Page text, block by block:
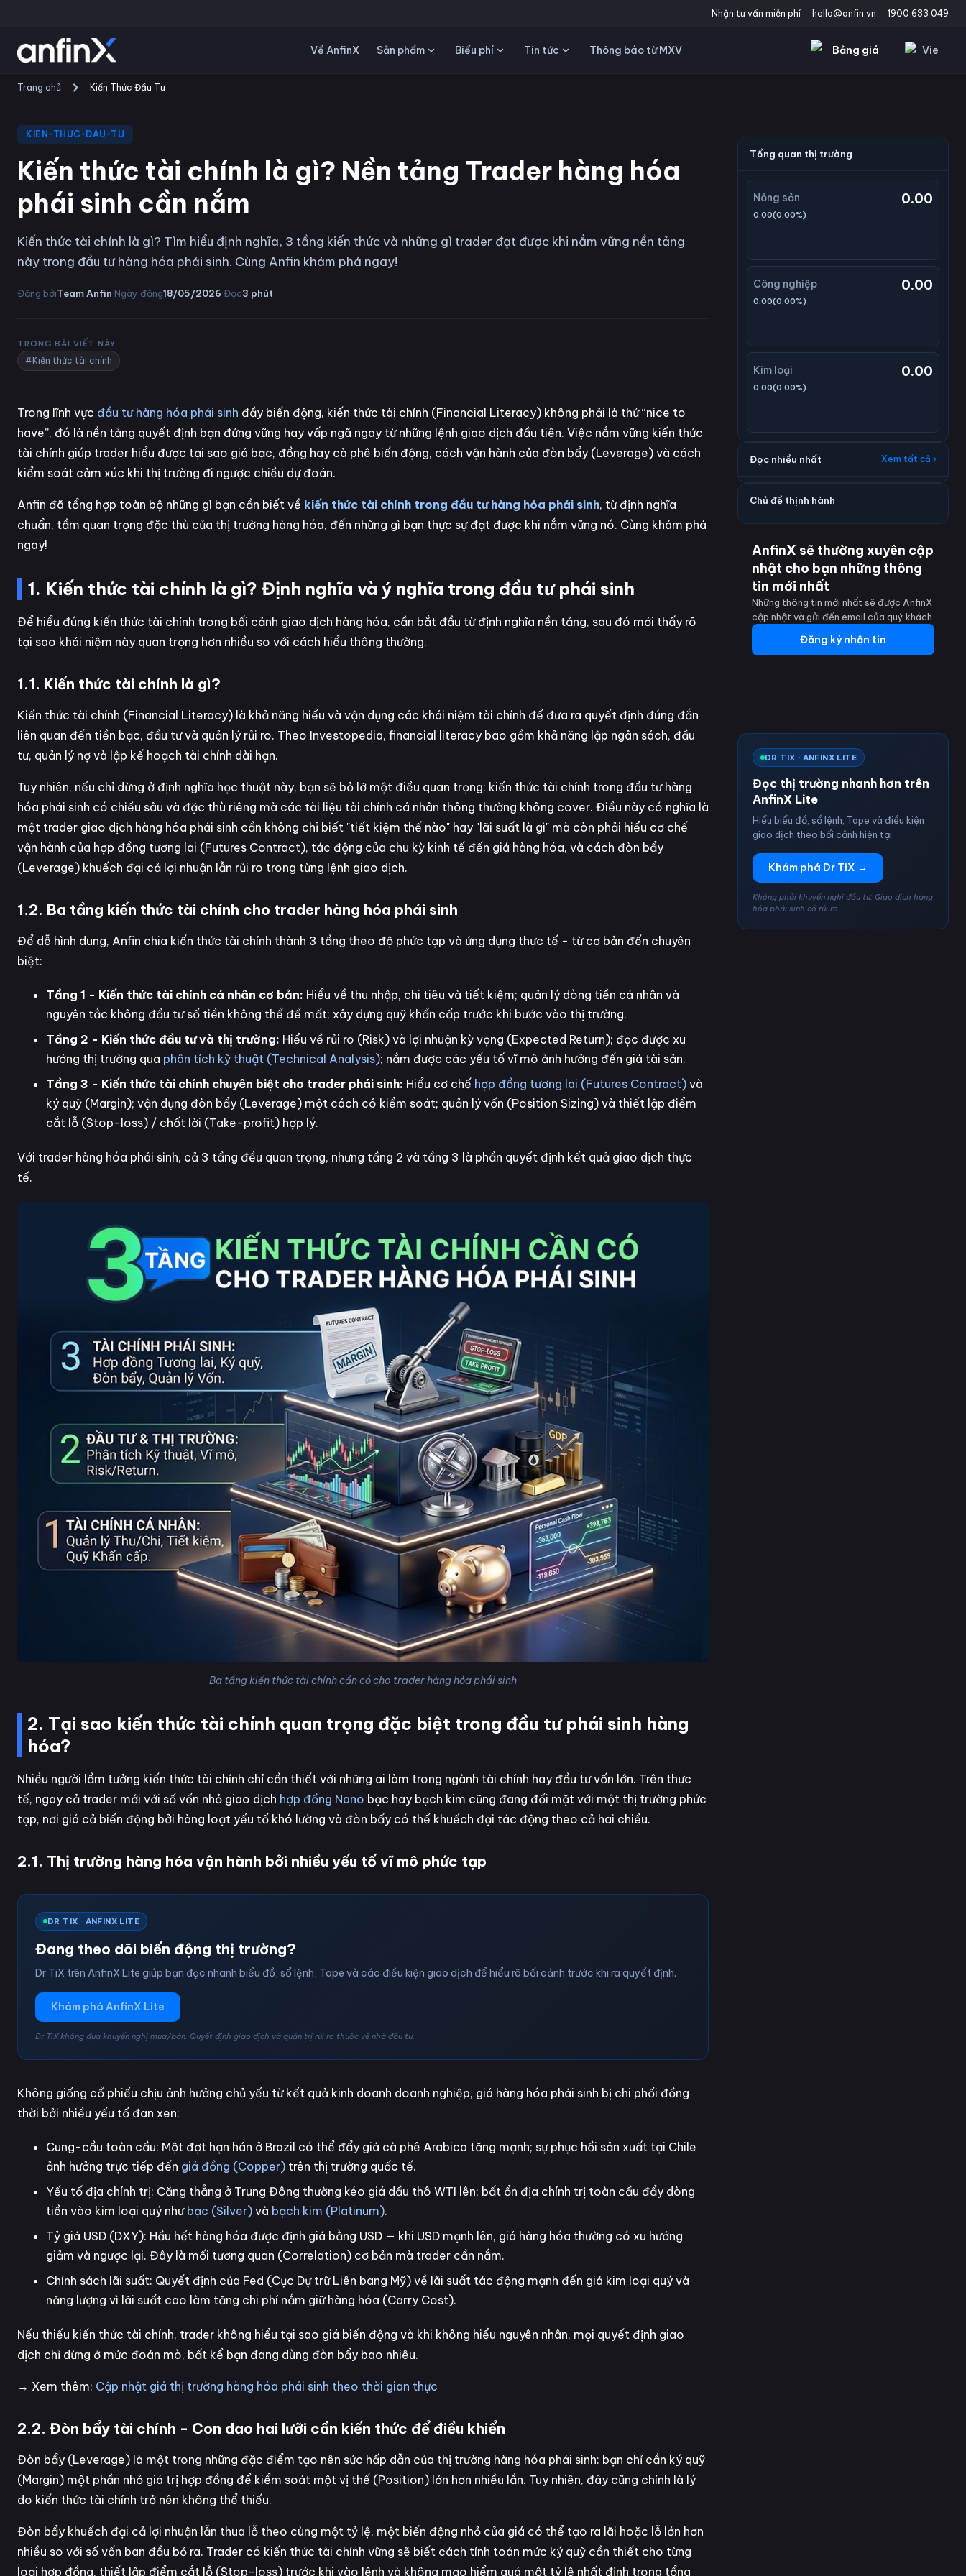
Nhận tư vấn miễn phí hello@anfin.vn 1900 633 049
Về AnfinX Sản phẩm Biểu phí Tin tức Thông báo từ MXV Bảng giá Vie
Trang chủ Kiến Thức Đầu Tư
KIEN-THUC-DAU-TU
Kiến thức tài chính là gì? Nền tảng Trader hàng hóa
phái sinh cần nắm
Kiến thức tài chính là gì? Tìm hiểu định nghĩa, 3 tầng kiến thức và những gì trader đạt được khi nắm vững nền tảng
này trong đầu tư hàng hóa phái sinh. Cùng Anfin khám phá ngay!
Đăng bởiTeam Anfin·Ngày đăng18/05/2026·Đọc3 phút
TRONG BÀI VIẾT NÀY
#Kiến thức tài chính
Trong lĩnh vực đầu tư hàng hóa phái sinh đầy biến động, kiến thức tài chính (Financial Literacy) không phải là thứ “nice to
have”, đó là nền tảng quyết định bạn đứng vững hay vấp ngã ngay từ những lệnh giao dịch đầu tiên. Việc nắm vững kiến thức
tài chính giúp trader hiểu được tại sao giá bạc, đồng hay cà phê biến động, cách vận hành của đòn bẩy (Leverage) và cách
kiểm soát cảm xúc khi thị trường đi ngược chiều dự đoán.
Anfin đã tổng hợp toàn bộ những gì bạn cần biết về kiến thức tài chính trong đầu tư hàng hóa phái sinh, từ định nghĩa
chuẩn, tầm quan trọng đặc thù của thị trường hàng hóa, đến những gì bạn thực sự đạt được khi nắm vững nó. Cùng khám phá
ngay!
1. Kiến thức tài chính là gì? Định nghĩa và ý nghĩa trong đầu tư phái sinh
Để hiểu đúng kiến thức tài chính trong bối cảnh giao dịch hàng hóa, cần bắt đầu từ định nghĩa nền tảng, sau đó mới thấy rõ
tại sao khái niệm này quan trọng hơn nhiều so với cách hiểu thông thường.
1.1. Kiến thức tài chính là gì?
Kiến thức tài chính (Financial Literacy) là khả năng hiểu và vận dụng các khái niệm tài chính để đưa ra quyết định đúng đắn
liên quan đến tiền bạc, đầu tư và quản lý rủi ro. Theo Investopedia, financial literacy bao gồm khả năng lập ngân sách, đầu
tư, quản lý nợ và lập kế hoạch tài chính dài hạn.
Tuy nhiên, nếu chỉ dừng ở định nghĩa học thuật này, bạn sẽ bỏ lỡ một điều quan trọng: kiến thức tài chính trong đầu tư hàng
hóa phái sinh có chiều sâu và đặc thù riêng mà các tài liệu tài chính cá nhân thông thường không cover. Điều này có nghĩa là
một trader giao dịch hàng hóa phái sinh cần không chỉ biết "tiết kiệm thế nào" hay "lãi suất là gì" mà còn phải hiểu cơ chế
vận hành của hợp đồng tương lai (Futures Contract), tác động của chu kỳ kinh tế đến giá hàng hóa, và cách đòn bẩy
(Leverage) khuếch đại cả lợi nhuận lẫn rủi ro trong từng lệnh giao dịch.
1.2. Ba tầng kiến thức tài chính cho trader hàng hóa phái sinh
Để dễ hình dung, Anfin chia kiến thức tài chính thành 3 tầng theo độ phức tạp và ứng dụng thực tế - từ cơ bản đến chuyên
biệt:
Tầng 1 - Kiến thức tài chính cá nhân cơ bản: Hiểu về thu nhập, chi tiêu và tiết kiệm; quản lý dòng tiền cá nhân và
nguyên tắc không đầu tư số tiền không thể để mất; xây dựng quỹ khẩn cấp trước khi bước vào thị trường.
Tầng 2 - Kiến thức đầu tư và thị trường: Hiểu về rủi ro (Risk) và lợi nhuận kỳ vọng (Expected Return); đọc được xu
hướng thị trường qua phân tích kỹ thuật (Technical Analysis); nắm được các yếu tố vĩ mô ảnh hưởng đến giá tài sản.
Tầng 3 - Kiến thức tài chính chuyên biệt cho trader phái sinh: Hiểu cơ chế hợp đồng tương lai (Futures Contract) và
ký quỹ (Margin); vận dụng đòn bẩy (Leverage) một cách có kiểm soát; quản lý vốn (Position Sizing) và thiết lập điểm
cắt lỗ (Stop-loss) / chốt lời (Take-profit) hợp lý.
Với trader hàng hóa phái sinh, cả 3 tầng đều quan trọng, nhưng tầng 2 và tầng 3 là phần quyết định kết quả giao dịch thực
tế.
Ba tầng kiến thức tài chính cần có cho trader hàng hóa phái sinh
2. Tại sao kiến thức tài chính quan trọng đặc biệt trong đầu tư phái sinh hàng
hóa?
Nhiều người lầm tưởng kiến thức tài chính chỉ cần thiết với những ai làm trong ngành tài chính hay đầu tư vốn lớn. Trên thực
tế, ngay cả trader mới với số vốn nhỏ giao dịch hợp đồng Nano bạc hay bạch kim cũng đang đối mặt với một thị trường phức
tạp, nơi giá cả biến động bởi hàng loạt yếu tố khó lường và đòn bẩy có thể khuếch đại tác động theo cả hai chiều.
2.1. Thị trường hàng hóa vận hành bởi nhiều yếu tố vĩ mô phức tạp
DR TIX · ANFINX LITE
Đang theo dõi biến động thị trường?
Dr TiX trên AnfinX Lite giúp bạn đọc nhanh biểu đồ, sổ lệnh, Tape và các điều kiện giao dịch để hiểu rõ bối cảnh trước khi ra quyết định.
Khám phá AnfinX Lite
Dr TiX không đưa khuyến nghị mua/bán. Quyết định giao dịch và quản trị rủi ro thuộc về nhà đầu tư.
Không giống cổ phiếu chịu ảnh hưởng chủ yếu từ kết quả kinh doanh doanh nghiệp, giá hàng hóa phái sinh bị chi phối đồng
thời bởi nhiều yếu tố đan xen:
Cung-cầu toàn cầu: Một đợt hạn hán ở Brazil có thể đẩy giá cà phê Arabica tăng mạnh; sự phục hồi sản xuất tại Chile
ảnh hưởng trực tiếp đến giá đồng (Copper) trên thị trường quốc tế.
Yếu tố địa chính trị: Căng thẳng ở Trung Đông thường kéo giá dầu thô WTI lên; bất ổn địa chính trị toàn cầu đẩy dòng
tiền vào kim loại quý như bạc (Silver) và bạch kim (Platinum).
Tỷ giá USD (DXY): Hầu hết hàng hóa được định giá bằng USD — khi USD mạnh lên, giá hàng hóa thường có xu hướng
giảm và ngược lại. Đây là mối tương quan (Correlation) cơ bản mà trader cần nắm.
Chính sách lãi suất: Quyết định của Fed (Cục Dự trữ Liên bang Mỹ) về lãi suất tác động mạnh đến giá kim loại quý và
năng lượng vì lãi suất cao làm tăng chi phí nắm giữ hàng hóa (Carry Cost).
Nếu thiếu kiến thức tài chính, trader không hiểu tại sao giá biến động và khi không hiểu nguyên nhân, mọi quyết định giao
dịch chỉ dừng ở mức đoán mò, bất kể bạn đang dùng đòn bẩy bao nhiêu.
→ Xem thêm: Cập nhật giá thị trường hàng hóa phái sinh theo thời gian thực
2.2. Đòn bẩy tài chính - Con dao hai lưỡi cần kiến thức để điều khiển
Đòn bẩy (Leverage) là một trong những đặc điểm tạo nên sức hấp dẫn của thị trường hàng hóa phái sinh: bạn chỉ cần ký quỹ
(Margin) một phần nhỏ giá trị hợp đồng để kiểm soát một vị thế (Position) lớn hơn nhiều lần. Tuy nhiên, đây cũng chính là lý
do kiến thức tài chính trở nên không thể thiếu.
Đòn bẩy khuếch đại cả lợi nhuận lẫn thua lỗ theo cùng một tỷ lệ, một biến động nhỏ của giá có thể tạo ra lãi hoặc lỗ lớn hơn
nhiều so với số vốn ban đầu bỏ ra. Trader có kiến thức tài chính vững sẽ biết cách tính toán mức ký quỹ cần thiết cho từng
loại hợp đồng, thiết lập điểm cắt lỗ (Stop-loss) trước khi vào lệnh và không mạo hiểm quá một tỷ lệ nhất định trong tổng
Tổng quan thị trường
Nông sản 0.00
0.00(0.00%)
Công nghiệp 0.00
0.00(0.00%)
Kim loại 0.00
0.00(0.00%)
Đọc nhiều nhất Xem tất cả ›
Chủ đề thịnh hành
AnfinX sẽ thường xuyên cập
nhật cho bạn những thông
tin mới nhất
Những thông tin mới nhất sẽ được AnfinX
cập nhật và gửi đến email của quý khách.
Đăng ký nhận tin
DR TIX · ANFINX LITE
Đọc thị trường nhanh hơn trên
AnfinX Lite
Hiểu biểu đồ, sổ lệnh, Tape và điều kiện
giao dịch theo bối cảnh hiện tại.
Khám phá Dr TiX →
Không phải khuyến nghị đầu tư. Giao dịch hàng
hóa phái sinh có rủi ro.